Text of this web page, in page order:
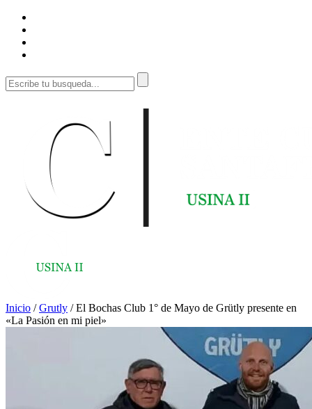
Inicio /Grutly /El Bochas Club 1° de Mayo de Grütly presente en
«La Pasión en mi piel»